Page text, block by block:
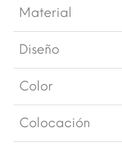
Material
Diseño
Color
Colocación